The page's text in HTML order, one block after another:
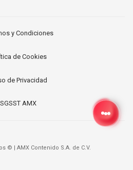
y Condiciones
de Cookies
de Privacidad
SGSST AMX
© | AMX Contenido S.A. de C.V.